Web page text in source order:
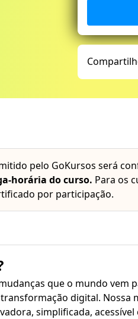
pelo GoKursos será
horária do curso. Para os
por participação.
que o mundo vem
digital. Nossa
acessível e ágil. Para isso,